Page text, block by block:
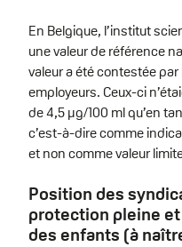
En Belgique, l’institut
une valeur de référence
valeur a été contestée
employeurs. Ceux-ci
de 4,5 µg/100 ml qu’en
c’est-à-dire comme
et non comme valeur
Position des
protection pleine
des enfants (à